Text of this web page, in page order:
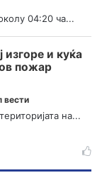
04:20 ча...
изгоре и куќа
пожар
вести
на...